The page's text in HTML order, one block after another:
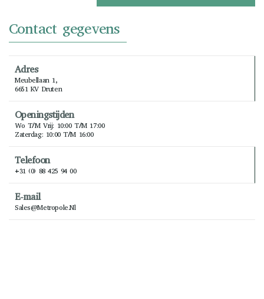
Contact gegevens
Adres
Meubellaan 1,
6651 KV Druten
Openingstijden
Wo T/m Vrij: 10:00 T/m 17:00
Zaterdag: 10:00 T/m 16:00
Telefoon
+31 (0) 88 425 94 00
E-mail
Sales@metropole.nl